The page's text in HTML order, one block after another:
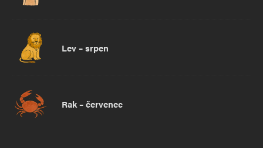
Lev – srpen
Rak – červenec